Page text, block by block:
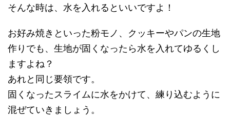
そんな時は、水を入れるといいですよ！
お好み焼きといった粉モノ、クッキーやパンの生地
作りでも、生地が固くなったら水を入れてゆるくし
ますよね？
あれと同じ要領です。
固くなったスライムに水をかけて、練り込むように
混ぜていきましょう。